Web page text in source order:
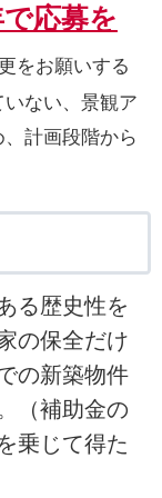
応募を
をお願いする
ない、景観ア
計画段階から
る歴史性を
の保全だけ
の新築物件
（補助金の
乗じて得た